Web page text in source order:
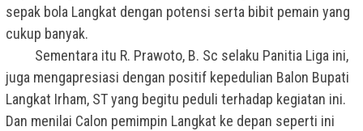
sepak bola Langkat dengan potensi serta bibit pemain yang
cukup banyak.
Sementara itu R. Prawoto, B. Sc selaku Panitia Liga ini,
juga mengapresiasi dengan positif kepedulian Balon Bupati
Langkat Irham, ST yang begitu peduli terhadap kegiatan ini.
Dan menilai Calon pemimpin Langkat ke depan seperti ini